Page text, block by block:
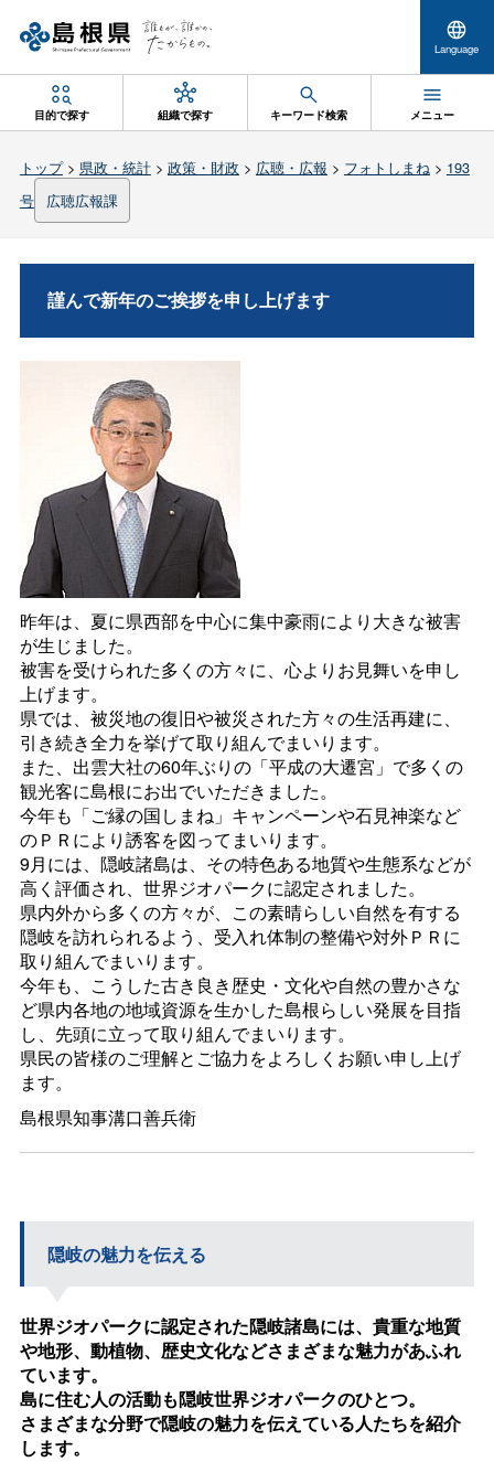
Language
目的で探す 組織で探す キーワード検索 メニュー
トップ> 県政・統計> 政策・財政 > 広聴・広報 > フォトしまね> 193
号
広聴広報課
謹んで新年のご挨拶を申し上げます
昨年は、夏に県西部を中心に集中豪雨により大きな被害
が生じました。
被害を受けられた多くの方々に、心よりお見舞いを申し
上げます。
県では、被災地の復旧や被災された方々の生活再建に、
引き続き全力を挙げて取り組んでまいります。
また、出雲大社の60年ぶりの「平成の大遷宮」で多くの
観光客に島根にお出でいただきました。
今年も「ご縁の国しまね」キャンペーンや石見神楽など
のＰＲにより誘客を図ってまいります。
9月には、隠岐諸島は、その特色ある地質や生態系などが
高く評価され、世界ジオパークに認定されました。
県内外から多くの方々が、この素晴らしい自然を有する
隠岐を訪れられるよう、受入れ体制の整備や対外ＰＲに
取り組んでまいります。
今年も、こうした古き良き歴史・文化や自然の豊かさな
ど県内各地の地域資源を生かした島根らしい発展を目指
し、先頭に立って取り組んでまいります。
県民の皆様のご理解とご協力をよろしくお願い申し上げ
ます。
島根県知事溝口善兵衛
隠岐の魅力を伝える
世界ジオパークに認定された隠岐諸島には、貴重な地質
や地形、動植物、歴史文化などさまざまな魅力があふれ
ています。
島に住む人の活動も隠岐世界ジオパークのひとつ。
さまざまな分野で隠岐の魅力を伝えている人たちを紹介
します。